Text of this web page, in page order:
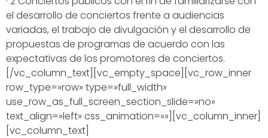
el desarrollo de conciertos frente a audiencias
variadas, el trabajo de divulgación y el desarrollo de
propuestas de programas de acuerdo con las
expectativas de los promotores de conciertos.
[/vc_column_text][vc_empty_space][vc_row_inner
row_type=»row» type=»full_width»
use_row_as_full_screen_section_slide=»no»
text_align=»left» css_animation=»»][vc_column_inner]
[vc_column_text]